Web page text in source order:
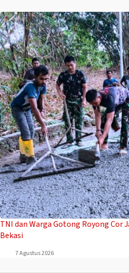
TNI dan Warga Gotong Royong Cor
Bekasi
7 Agustus 2026